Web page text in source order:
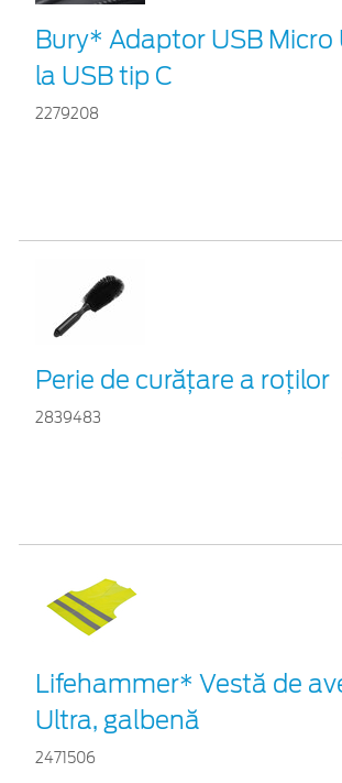
Bury* Adaptor USB Micro
la USB tip C
2279208
Perie de curățare a roților
2839483
Lifehammer* Vestă de
Ultra, galbenă
2471506